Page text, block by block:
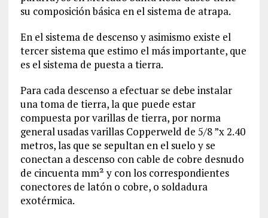
su composición básica en el sistema de atrapa.
En el sistema de descenso y asimismo existe el
tercer sistema que estimo el más importante, que
es el sistema de puesta a tierra.
Para cada descenso a efectuar se debe instalar
una toma de tierra, la que puede estar
compuesta por varillas de tierra, por norma
general usadas varillas Copperweld de 5/8 ”x 2.40
metros, las que se sepultan en el suelo y se
conectan a descenso con cable de cobre desnudo
de cincuenta mm² y con los correspondientes
conectores de latón o cobre, o soldadura
exotérmica.